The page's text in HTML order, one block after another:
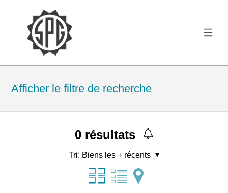
Afficher le filtre de recherche
0résultats
Tri: Biens les + récents